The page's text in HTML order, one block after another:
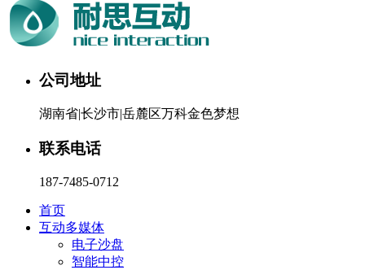
公司地址
湖南省|长沙市|岳麓区万科金色梦想
联系电话
187-7485-0712
首页
互动多媒体
电子沙盘
智能中控